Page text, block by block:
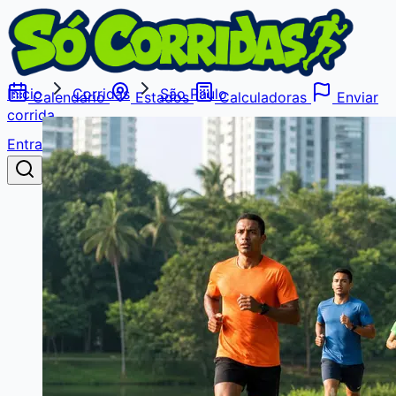
Calendário Estados Calculadoras
Enviar
corrida
Entrar
Buscar
Início Corridas São Paulo